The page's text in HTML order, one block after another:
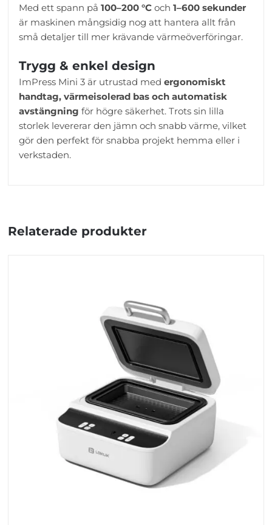
Med ett spann på100–200 °C och1–600 sekunder
är maskinen mångsidig nog att hantera allt från
små detaljer till mer krävande värmeöverföringar.
Trygg & enkel design
ImPress Mini 3 är utrustad medergonomiskt
handtag, värmeisolerad bas och automatisk
avstängning för högre säkerhet. Trots sin lilla
storlek levererar den jämn och snabb värme, vilket
gör den perfekt för snabba projekt hemma eller i
verkstaden.
Relaterade produkter